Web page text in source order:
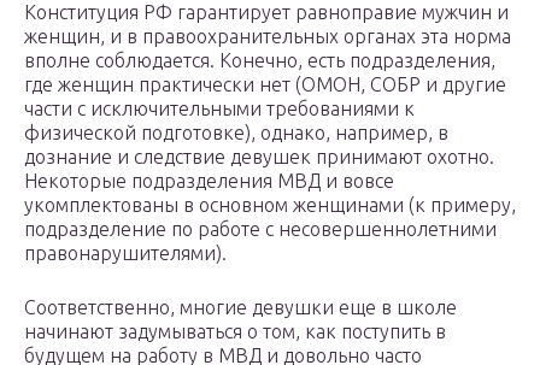
Конституция РФ гарантирует равноправие мужчин и
женщин, и в правоохранительных органах эта норма
вполне соблюдается. Конечно, есть подразделения,
где женщин практически нет (ОМОН, СОБР и другие
части с исключительными требованиями к
физической подготовке), однако, например, в
дознание и следствие девушек принимают охотно.
Некоторые подразделения МВД и вовсе
укомплектованы в основном женщинами (к примеру,
подразделение по работе с несовершеннолетними
правонарушителями).
Соответственно, многие девушки еще в школе
начинают задумываться о том, как поступить в
будущем на работу в МВД и довольно часто